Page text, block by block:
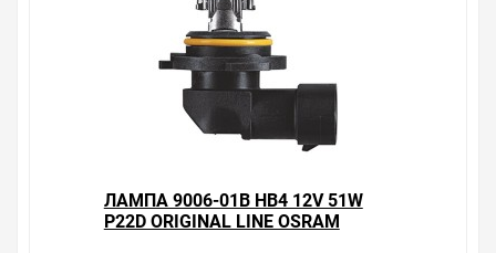
ЛАМПА 9006-01B HB4 12V 51W
P22D ORIGINAL LINE OSRAM